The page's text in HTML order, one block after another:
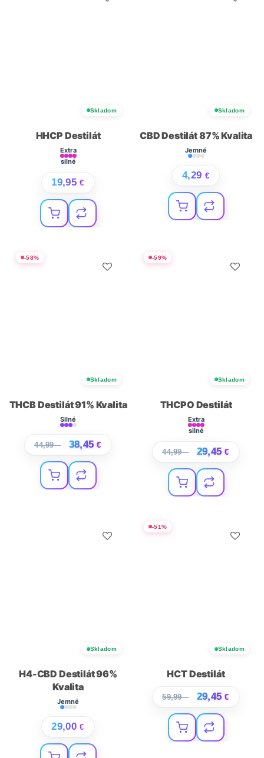
Skladom
HHCP Destilát
Extra
silné
19,95€
Skladom
CBD Destilát 87% Kvalita
Jemné
4,29 €
-58%
Skladom
THCB Destilát 91% Kvalita
Silné
44,99€ 38,45€
-59%
Skladom
THCPO Destilát
Extra
silné
44,99€ 29,45€
Skladom
H4-CBD Destilát 96%
Kvalita
Jemné
29,00€
-51%
Skladom
HCT Destilát
59,99€ 29,45€